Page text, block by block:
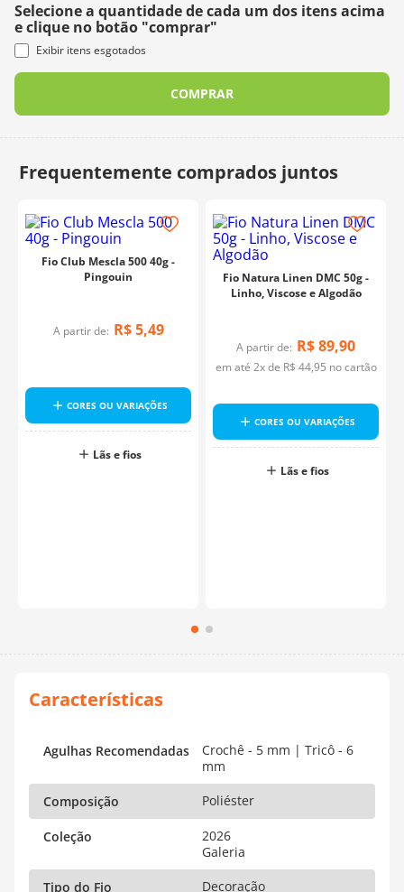
Selecione a quantidade de cada um dos itens acima
e clique no botão "comprar"
Exibir itens esgotados
COMPRAR
Fio Club Mescla 500 40g -
Pingouin
A partir de: R$ 5,49
CORES OU VARIAÇÕES
Lãs e fios
Fio Natura Linen DMC 50g -
Linho, Viscose e Algodão
A partir de: R$89,90
em até 2x de R$ 44,95 no cartão
CORES OU VARIAÇÕES
Lãs e fios
Agulhas Recomendadas
Crochê - 5 mm | Tricô - 6
mm
Composição Poliéster
Coleção
2026
Galeria
Tipo do Fio Decoração